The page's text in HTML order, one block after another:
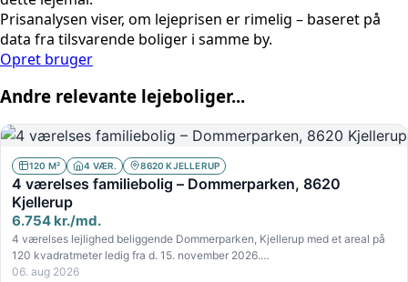
Prisanalysen viser, om lejeprisen er rimelig – baseret på
data fra tilsvarende boliger i samme by.
Opret bruger
Andre relevante lejeboliger...
120 M² 4 VÆR. 8620 KJELLERUP
4 værelses familiebolig – Dommerparken, 8620
Kjellerup
6.754 kr./md.
4 værelses lejlighed beliggende Dommerparken, Kjellerup med et areal på
120 kvadratmeter ledig fra d. 15. november 2026.…
06. aug 2026